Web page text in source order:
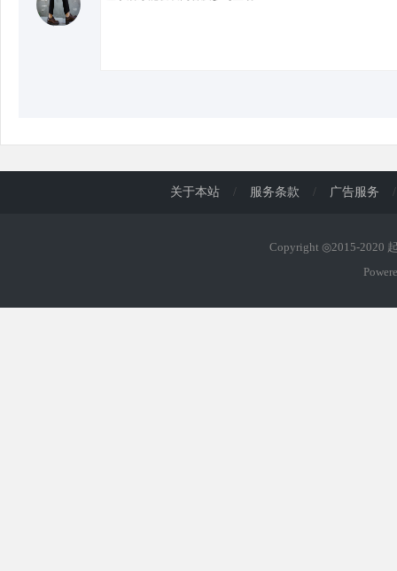
关于本站 / 服务条款 / 广告服务 /
Copyright ◎2015-2020